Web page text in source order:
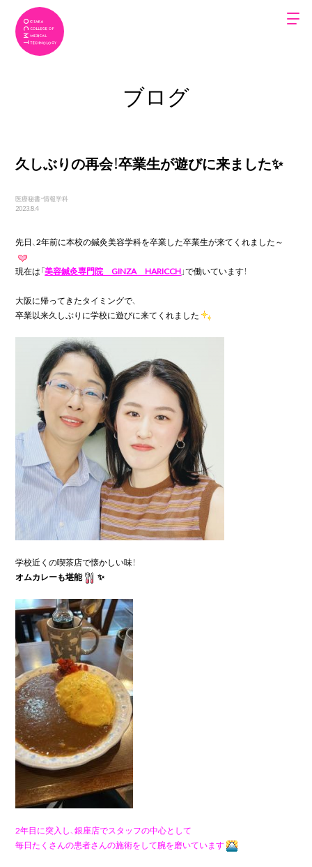
ブログ
久しぶりの再会！卒業生が遊びに来ました✨
医療秘書・情報学科
2023.8.4
先日、2年前に本校の鍼灸美容学科を卒業した卒業生が来てくれました～
現在は「美容鍼灸専門院　GINZA　HARICCH」で働いています！
大阪に帰ってきたタイミングで、
卒業以来久しぶりに学校に遊びに来てくれました
オムカレーも堪能
✨
2年目に突入し、銀座店でスタッフの中心として
毎日たくさんの患者さんの施術をして腕を磨いています